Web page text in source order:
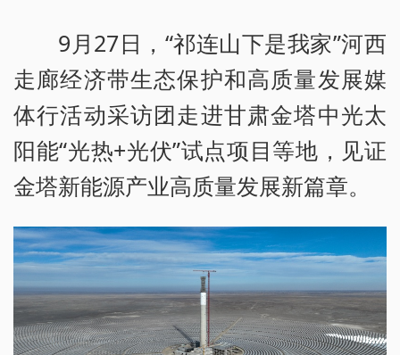
9月27日，“祁连山下是我家”河西
走廊经济带生态保护和高质量发展媒
体行活动采访团走进甘肃金塔中光太
阳能“光热+光伏”试点项目等地，见证
金塔新能源产业高质量发展新篇章。